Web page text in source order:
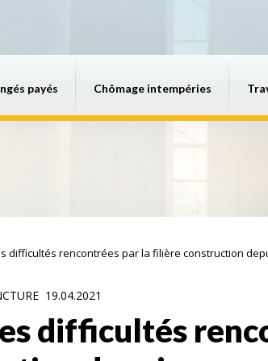
payés Chômage intempéries
difficultés rencontrées par la filière construction
19.04.2021
difficultés